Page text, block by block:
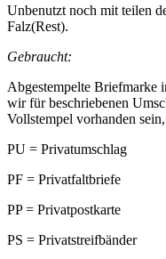
Unbenutzt noch mit teilen
Falz(Rest).
Gebraucht:
Abgestempelte Briefmarke
wir für beschriebenen
Vollstempel vorhanden
PU = Privatumschlag
PF = Privatfaltbriefe
PP = Privatpostkarte
PS = Privatstreifbänder